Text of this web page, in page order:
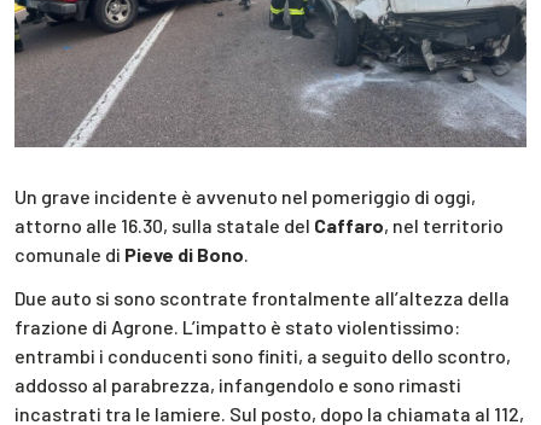
Un grave incidente è avvenuto nel pomeriggio di oggi,
attorno alle 16.30, sulla statale del Caffaro, nel territorio
comunale di Pieve di Bono
Due auto si sono scontrate frontalmente all’altezza della
frazione di Agrone. L’impatto è stato violentissimo:
entrambi i conducenti sono finiti, a seguito dello scontro,
addosso al parabrezza, infangendolo e sono rimasti
incastrati tra le lamiere. Sul posto, dopo la chiamata al 112,